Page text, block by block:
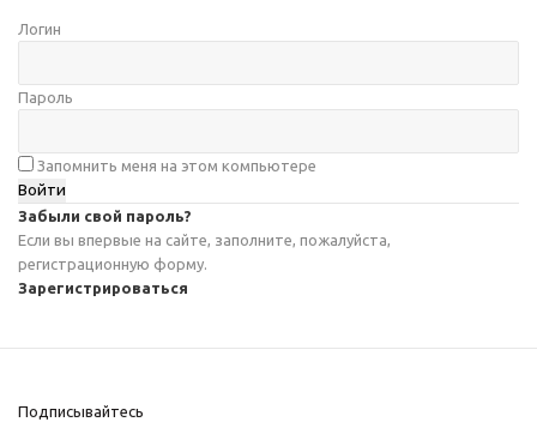
Логин
Пароль
Запомнить меня на этом компьютере
Забыли свой пароль?
Если вы впервые на сайте, заполните, пожалуйста,
регистрационную форму.
Зарегистрироваться
Подписывайтесь